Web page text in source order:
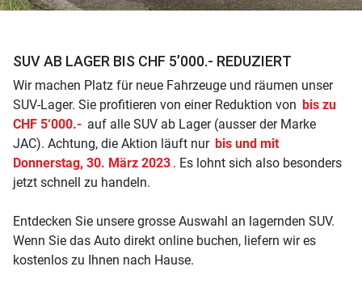
SUV AB LAGER BIS CHF 5’000.- REDUZIERT
Wir machen Platz für neue Fahrzeuge und räumen unser
SUV-Lager. Sie profitieren von einer Reduktion von bis zu
CHF 5‘000.- auf alle SUV ab Lager (ausser der Marke
JAC). Achtung, die Aktion läuft nur bis und mit
Donnerstag, 30. März 2023 . Es lohnt sich also besonders
jetzt schnell zu handeln.
Entdecken Sie unsere grosse Auswahl an lagernden SUV.
Wenn Sie das Auto direkt online buchen, liefern wir es
kostenlos zu Ihnen nach Hause.